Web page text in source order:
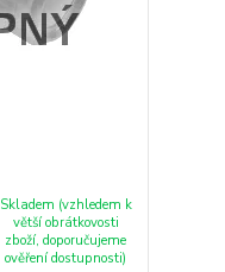
Skladem (vzhledem k
větší obrátkovosti
zboží, doporučujeme
ověření dostupnosti)